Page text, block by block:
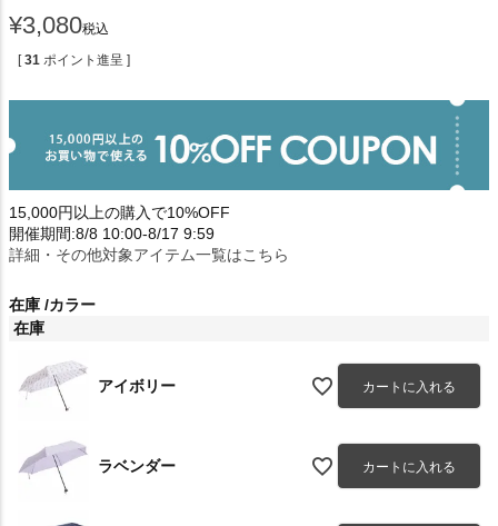
¥3,080税込
[ 31 ポイント進呈 ]
15,000円以上の購入で10%OFF
開催期間:8/8 10:00-8/17 9:59
詳細・その他対象アイテム一覧はこちら
在庫 カラー
在庫
アイボリー カートに入れる
ラベンダー カートに入れる